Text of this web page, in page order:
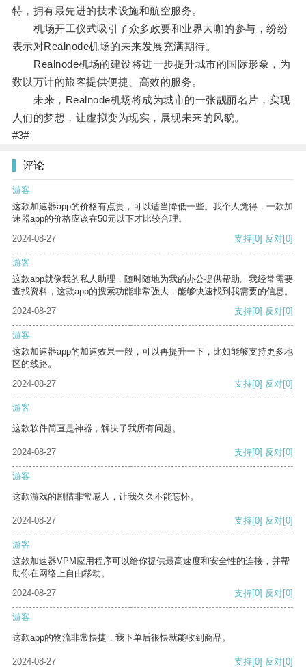
特，拥有最先进的技术设施和航空服务。
机场开工仪式吸引了众多政要和业界大咖的参与，纷纷
表示对Realnode机场的未来发展充满期待。
Realnode机场的建设将进一步提升城市的国际形象，为
数以万计的旅客提供便捷、高效的服务。
未来，Realnode机场将成为城市的一张靓丽名片，实现
人们的梦想，让虚拟变为现实，展现未来的风貌。
#3#
评论
游客
这款加速器app的价格有点贵，可以适当降低一些。我个人觉得，一款加
速器app的价格应该在50元以下才比较合理。
2024-08-27
支持[0] 反对[0]
游客
这款app就像我的私人助理，随时随地为我的办公提供帮助。我经常需要
查找资料，这款app的搜索功能非常强大，能够快速找到我需要的信息。
2024-08-27
支持[0] 反对[0]
游客
这款加速器app的加速效果一般，可以再提升一下，比如能够支持更多地
区的线路。
2024-08-27
支持[0] 反对[0]
游客
这款软件简直是神器，解决了我所有问题。
2024-08-27 支持[0] 反对[0]
游客
这款游戏的剧情非常感人，让我久久不能忘怀。
2024-08-27 支持[0] 反对[0]
游客
这款加速器VPM应用程序可以给你提供最高速度和安全性的连接，并帮
助你在网络上自由移动。
2024-08-27
支持[0] 反对[0]
游客
这款app的物流非常快捷，我下单后很快就能收到商品。
2024-08-27 支持[0] 反对[0]